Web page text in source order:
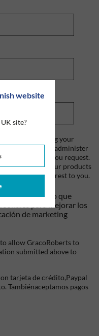
website
site?
and respecting your
information to administer
and services you request.
you about our products
may be of interest to you.
Entiendo que
para mejorar los
de marketing
allow GracoRoberts to
submitted above to
tarjeta de crédito,Paypal
Tambiénaceptamos pagos